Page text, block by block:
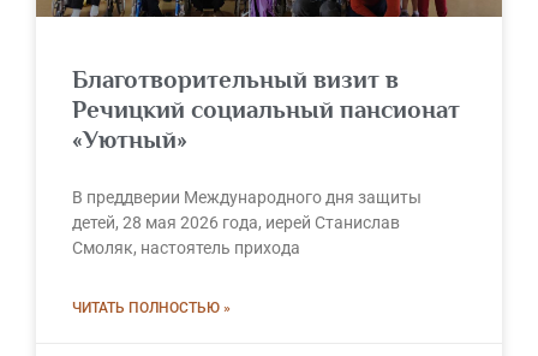
Благотворительный визит в
Речицкий социальный пансионат
«Уютный»
В преддверии Международного дня защиты
детей, 28 мая 2026 года, иерей Станислав
Смоляк, настоятель прихода
ЧИТАТЬ ПОЛНОСТЬЮ »